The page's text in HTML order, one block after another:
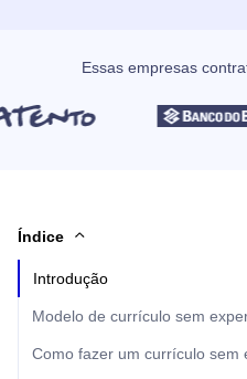
Essas empresas
Índice
Introdução
Modelo de currículo sem
Como fazer um currículo sem